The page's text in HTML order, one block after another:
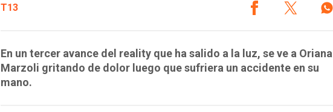
T13
En un tercer avance del reality que ha salido a la luz, se ve a Oriana
Marzoli gritando de dolor luego que sufriera un accidente en su
mano.